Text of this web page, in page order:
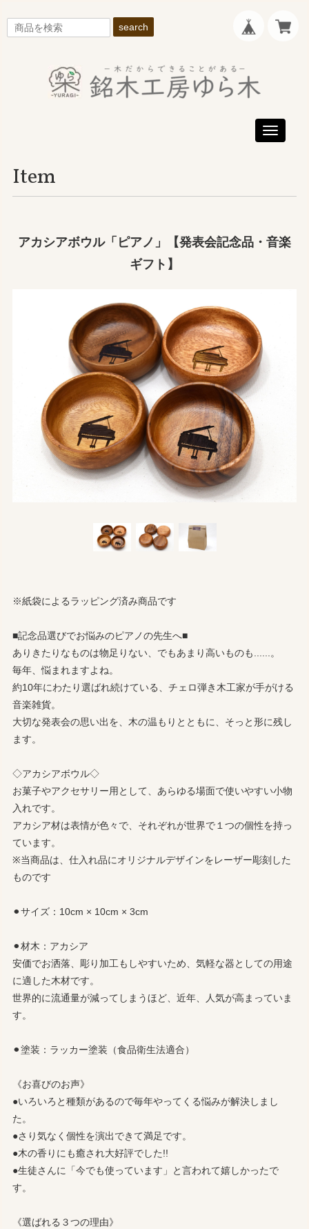
search
Toggle
Item
アカシアボウル「ピアノ」【発表会記念品・音楽
ギフト】
※紙袋によるラッピング済み商品です
■記念品選びでお悩みのピアノの先生へ■
ありきたりなものは物足りない、でもあまり高いものも......。
毎年、悩まれますよね。
約10年にわたり選ばれ続けている、チェロ弾き木工家が手がける
音楽雑貨。
大切な発表会の思い出を、木の温もりとともに、そっと形に残し
ます。
◇アカシアボウル◇
お菓子やアクセサリー用として、あらゆる場面で使いやすい小物
入れです。
アカシア材は表情が色々で、それぞれが世界で１つの個性を持っ
ています。
※当商品は、仕入れ品にオリジナルデザインをレーザー彫刻した
ものです
⚫︎サイズ：10cm × 10cm × 3cm
⚫︎材木：アカシア
安価でお洒落、彫り加工もしやすいため、気軽な器としての用途
に適した木材です。
世界的に流通量が減ってしまうほど、近年、人気が高まっていま
す。
⚫︎塗装：ラッカー塗装（食品衛生法適合）
《お喜びのお声》
●いろいろと種類があるので毎年やってくる悩みが解決しまし
た。
●さり気なく個性を演出できて満足です。
●木の香りにも癒され大好評でした!!
●生徒さんに「今でも使っています」と言われて嬉しかったで
す。
《選ばれる３つの理由》